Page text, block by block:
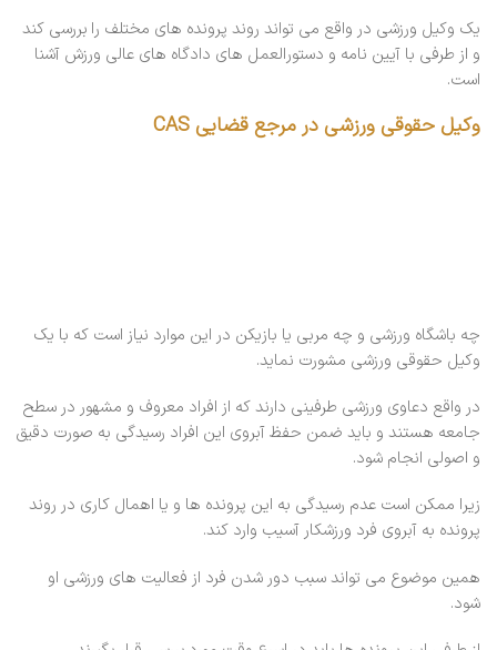
یک وکیل ورزشی در واقع می تواند روند پرونده های مختلف را بررسی کند
و از طرفی با آیین نامه و دستورالعمل های دادگاه های عالی ورزش آشنا
است.
وکیل حقوقی ورزشی در مرجع قضایی CAS
چه باشگاه ورزشی و چه مربی یا بازیکن در این موارد نیاز است که با یک
وکیل حقوقی ورزشی مشورت نماید.
در واقع دعاوی ورزشی طرفینی دارند که از افراد معروف و مشهور در سطح
جامعه هستند و باید ضمن حفظ آبروی این افراد رسیدگی به صورت دقیق
و اصولی انجام شود.
زیرا ممکن است عدم رسیدگی به این پرونده ها و یا اهمال کاری در روند
پرونده به آبروی فرد ورزشکار آسیب وارد کند.
همین موضوع می تواند سبب دور شدن فرد از فعالیت های ورزشی او
شود.